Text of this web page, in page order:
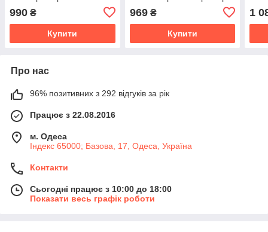
990 ₴
Купити
969₴
Купити
1
Про нас
96% позитивних з 292 відгуків за рік
Працює з 22.08.2016
м. Одеса
Індекс 65000; Базова, 17, Одеса, Україна
Контакти
Сьогодні працює з 10:00 до 18:00
Показати весь графік роботи